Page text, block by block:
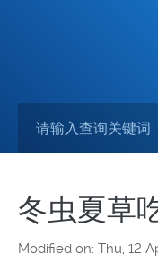
冬虫夏草
Modified on: Thu, 12